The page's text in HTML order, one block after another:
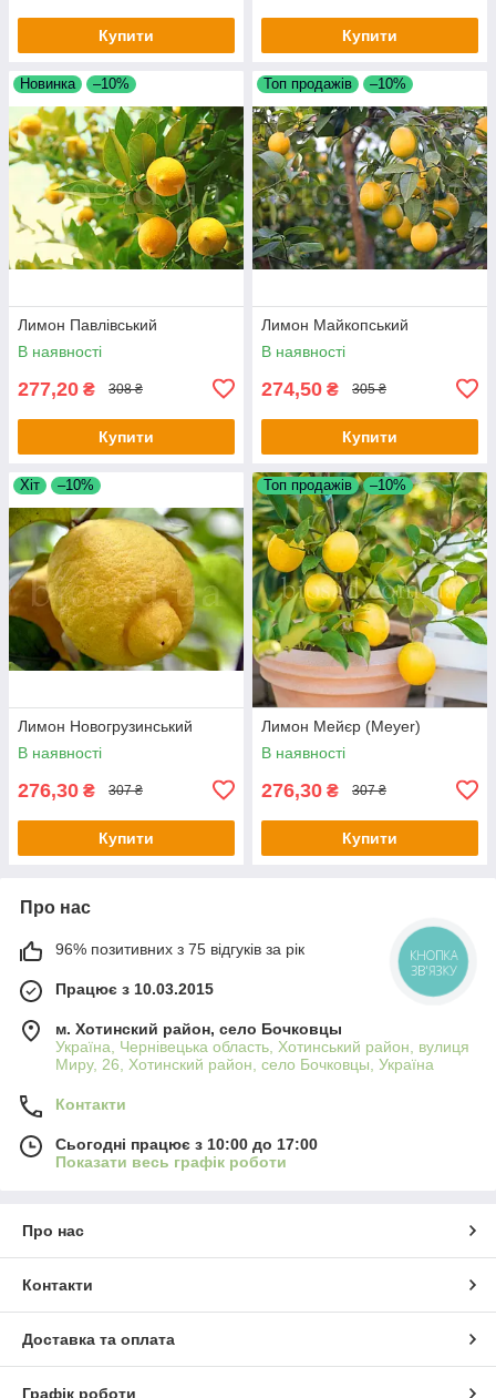
Купити Купити
Новинка –10%
Лимон Павлівський
В наявності
277,20 ₴ 308 ₴
Купити
Топ продажів –10%
Лимон Майкопський
В наявності
274,50 ₴ 305 ₴
Купити
Хіт –10%
Лимон Новогрузинський
В наявності
276,30 ₴ 307 ₴
Купити
Топ продажів –10%
Лимон Мейєр (Meyer)
В наявності
276,30 ₴ 307 ₴
Купити
Про нас
96% позитивних з 75 відгуків за рік
Працює з 10.03.2015
м. Хотинский район, село Бочковцы
Україна, Чернівецька область, Хотинський район, вулиця
Миру, 26, Хотинский район, село Бочковцы, Україна
Контакти
Сьогодні працює з 10:00 до 17:00
Показати весь графік роботи
Про нас
Контакти
Доставка та оплата
Графік роботи
КНОПКА
ЗВ'ЯЗКУ